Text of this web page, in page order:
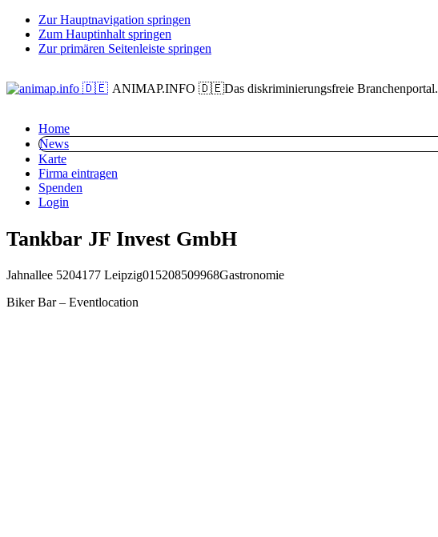
Zur Hauptnavigation springen
Zum Hauptinhalt springen
Zur primären Seitenleiste springen
ANIMAP.INFO 🇩🇪Das diskriminierungsfreie Branchenportal.
Home
News
Karte
Firma eintragen
Spenden
Login
Tankbar JF Invest GmbH
Jahnallee 5204177 Leipzig015208509968Gastronomie
Biker Bar – Eventlocation